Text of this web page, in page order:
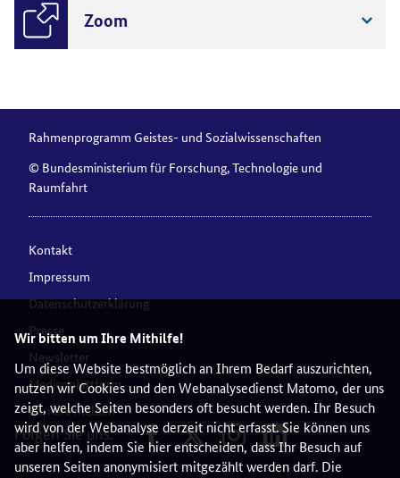
Wir bitten um Ihre Mithilfe!
Um diese Website bestmöglich an Ihrem Bedarf auszurichten,
nutzen wir Cookies und den Webanalysedienst Matomo, der uns
zeigt, welche Seiten besonders oft besucht werden. Ihr Besuch
wird von der Webanalyse derzeit nicht erfasst. Sie können uns
aber helfen, indem Sie hier entscheiden, dass Ihr Besuch auf
unseren Seiten anonymisiert mitgezählt werden darf. Die
Zoom
Rahmenprogramm Geistes- und Sozialwissenschaften
© Bundesministerium für Forschung, Technologie und
Raumfahrt
Kontakt
Impressum
Datenschutzerklärung
Presse
Newsletter
Medienplattform
Barriere melden
Folgen Sie uns: